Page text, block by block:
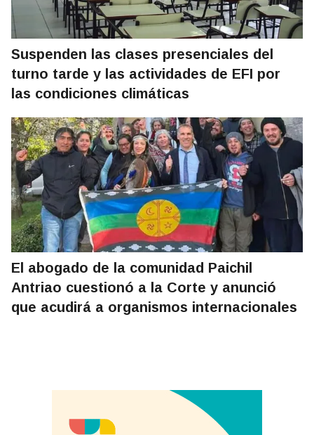
Suspenden las clases presenciales del
turno tarde y las actividades de EFI por
las condiciones climáticas
El abogado de la comunidad Paichil
Antriao cuestionó a la Corte y anunció
que acudirá a organismos internacionales